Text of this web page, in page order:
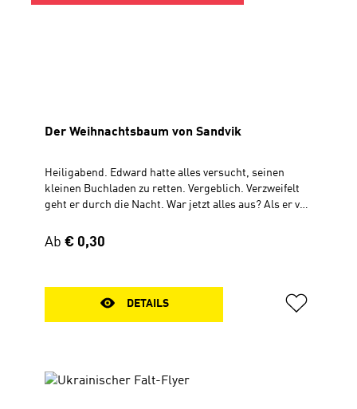
Der Weihnachtsbaum von Sandvik
Heiligabend. Edward hatte alles versucht, seinen
kleinen Buchladen zu retten. Vergeblich. Verzweifelt
geht er durch die Nacht. War jetzt alles aus? Als er von
plötzlich etwas aufblitzen ... Verteilflyer mit TextFür
ErwachseneZum Aufklappen, 30 x 56 cm
Regulärer Preis:
Ab € 0,30
DETAILS